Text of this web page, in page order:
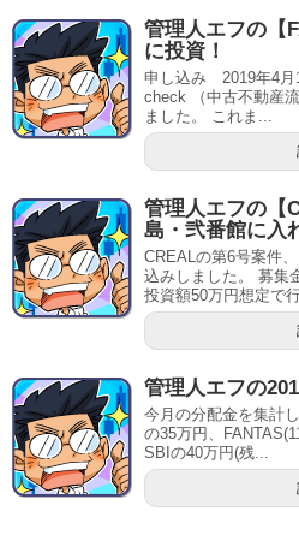
管理人エフの【
に投資！
申し込み 2019年4月
check （中古不動産
ました。 これま...
管理人エフの【
島・弐番館に入
CREALの第6号案件
込みしました。 募集
投資額50万円想定で
管理人エフの
今月の分配金を集計
の35万円、
SBIの40万円(残...